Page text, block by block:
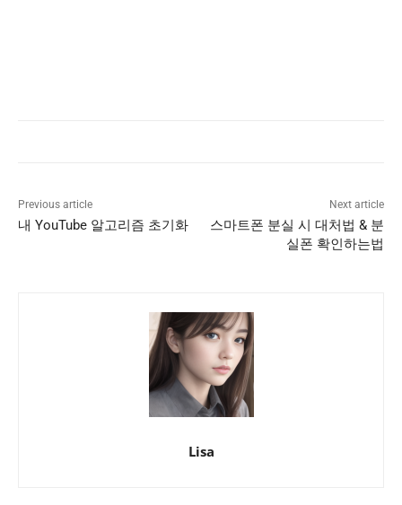
Previous article
내 YouTube 알고리즘 초기화
Next article
스마트폰 분실 시 대처법 & 분
실폰 확인하는법
Lisa